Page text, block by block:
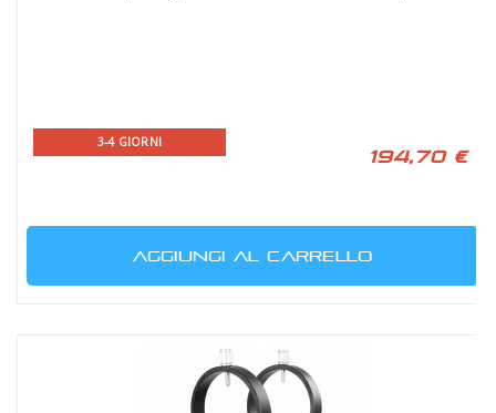
3-4 GIORNI
194,70 €
AGGIUNGI AL CARRELLO